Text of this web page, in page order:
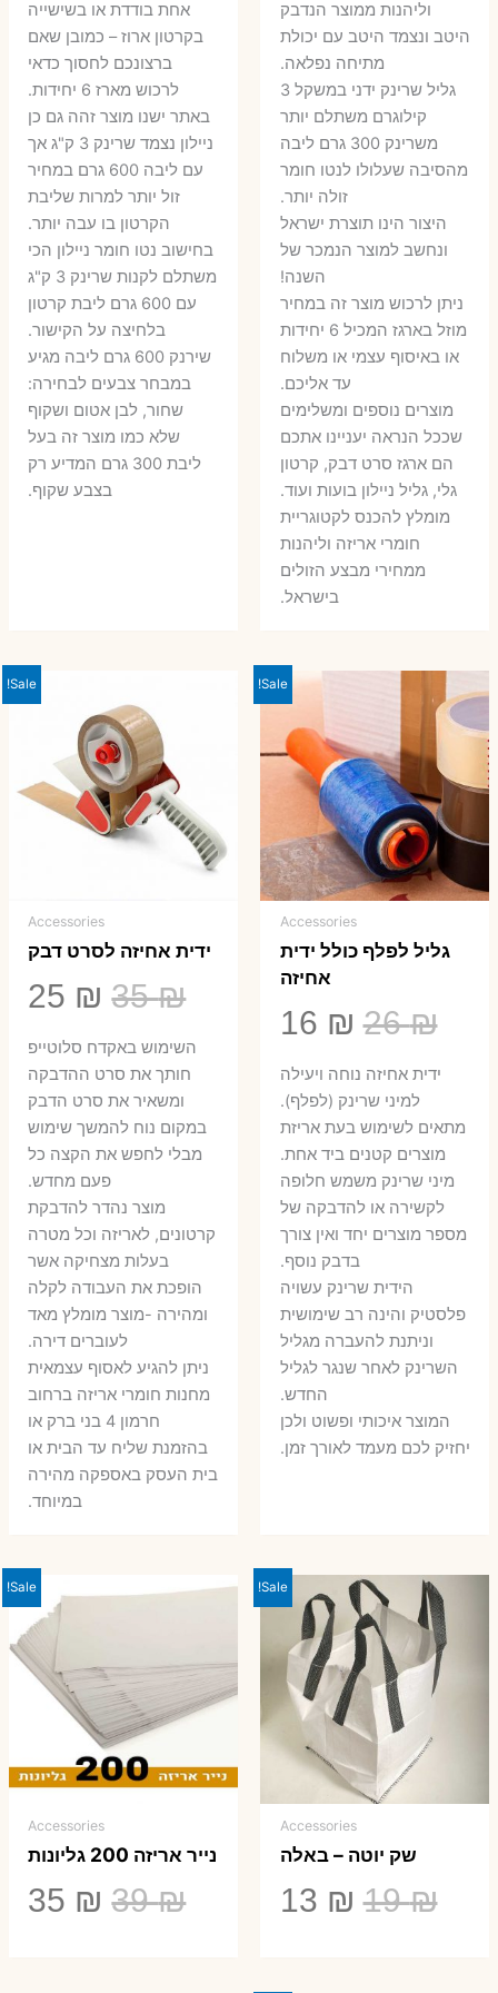
וליהנות ממוצר הנדבק
היטב ונצמד היטב עם יכולת
מתיחה נפלאה.
גליל שרינק ידני במשקל 3
קילוגרם משתלם יותר
משרינק 300 גרם ליבה
מהסיבה שעלולו לנטו חומר
זולה יותר.
היצור הינו תוצרת ישראל
ונחשב למוצר הנמכר של
השנה!
ניתן לרכוש מוצר זה במחיר
מוזל בארגז המכיל 6 יחידות
או באיסוף עצמי או משלוח
עד אליכם.
מוצרים נוספים ומשלימים
שככל הנראה יעניינו אתכם
הם ארגז סרט דבק, קרטון
גלי, גליל ניילון בועות ועוד.
מומלץ להכנס לקטוגריית
חומרי אריזה וליהנות
ממחירי מבצע הזולים
בישראל.
אחת בודדת או בשישייה
בקרטון ארוז – כמובן שאם
ברצונכם לחסוך כדאי
לרכוש מארז 6 יחידות.
באתר ישנו מוצר זהה גם כן
ניילון נצמד שרינק 3 ק"ג אך
עם ליבה 600 גרם במחיר
זול יותר למרות שליבת
הקרטון בו עבה יותר.
בחישוב נטו חומר ניילון הכי
משתלם לקנות שרינק 3 ק"ג
עם 600 גרם ליבת קרטון
בלחיצה על הקישור.
שירנק 600 גרם ליבה מגיע
במבחר צבעים לבחירה:
שחור, לבן אטום ושקוף
שלא כמו מוצר זה בעל
ליבת 300 גרם המדיע רק
בצבע שקוף.
Sale!
Accessories
גליל לפלף כולל ידית
אחיזה
26₪
המחיר
המקורי
היה:
26 ₪.
16 ₪
הנוכחי
ידית אחיזה נוחה ויעילה
למיני שרינק (לפלף).
מתאים לשימוש בעת אריזת
מוצרים קטנים ביד אחת.
​מיני שרינק משמש חלופה
לקשירה או להדבקה של
מספר מוצרים יחד ואין צורך
בדבק נוסף.
הידית שרינק עשויה
פלסטיק והינה רב שימושית
וניתנת להעברה מגליל
השרינק לאחר שנגר לגליל
החדש.
המוצר איכותי ופשוט ולכן
יחזיק לכם מעמד לאורך זמן.
Sale!
Accessories
ידית אחיזה לסרט דבק
35₪
המחיר
המקורי
היה:
35 ₪.
25 ₪
₪.
השימוש באקדח סלוטייפ
חותך את סרט ההדבקה
ומשאיר את סרט הדבק
במקום נוח להמשך שימוש
מבלי לחפש את הקצה כל
פעם מחדש.
מוצר נהדר להדבקת
קרטונים, לאריזה וכל מטרה
בעלות מצחיקה אשר
הופכת את העבודה לקלה
ומהירה -מוצר מומלץ מאד
לעוברים דירה.
ניתן להגיע לאסוף עצמאית
מחנות חומרי אריזה ברחוב
חרמון 4 בני ברק או
בהזמנת שליח עד הבית או
בית העסק באספקה מהירה
במיוחד.
Sale!
Accessories
שק יוטה – באלה
19₪
המחיר
13 ₪
הוא:
Sale!
Accessories
נייר אריזה 200 גליונות
39₪
המחיר
35 ₪